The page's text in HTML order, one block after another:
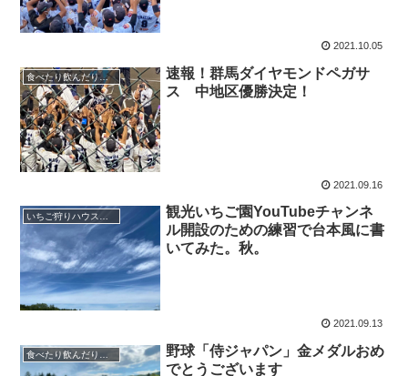
2021.10.05
食べたり飲んだり…その他
速報！群馬ダイヤモンドペガサ
ス 中地区優勝決定！
2021.09.16
観光いちご園YouTubeチャンネ
ル開設のための練習で台本風に書
いてみた。秋。
2021.09.13
野球「侍ジャパン」金メダルおめ
でとうございます